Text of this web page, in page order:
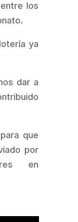
los
ya
dar a
que
por
en